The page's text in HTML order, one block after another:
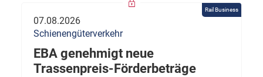
Rail Business
07.08.2026
Schienengüterverkehr
EBA genehmigt neue
Trassenpreis-Förderbeträge